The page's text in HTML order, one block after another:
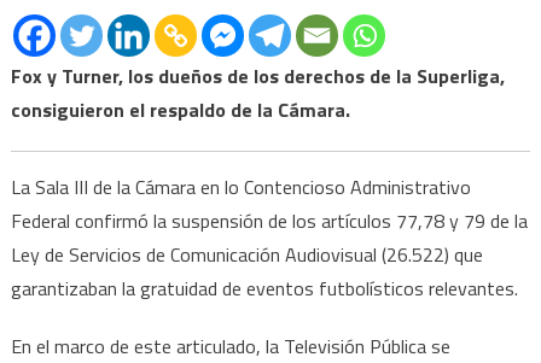
Fox y Turner, los dueños de los derechos de la Superliga,
consiguieron el respaldo de la Cámara.
La Sala III de la Cámara en lo Contencioso Administrativo
Federal confirmó la suspensión de los artículos 77,78 y 79 de la
Ley de Servicios de Comunicación Audiovisual (26.522) que
garantizaban la gratuidad de eventos futbolísticos relevantes.
En el marco de este articulado, la Televisión Pública se